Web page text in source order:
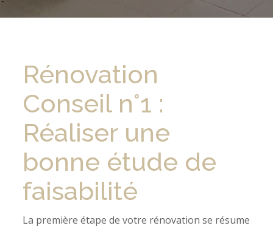
Rénovation
Conseil n°1 :
Réaliser une
bonne étude de
faisabilité
La première étape de votre rénovation se résume